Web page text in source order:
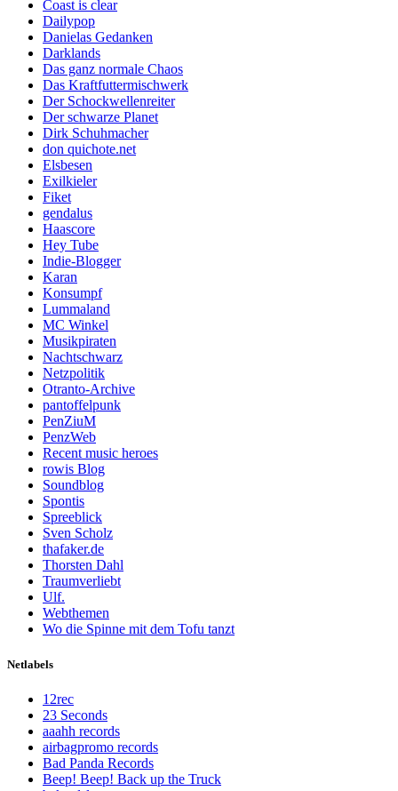
Coast is clear
Dailypop
Danielas Gedanken
Darklands
Das ganz normale Chaos
Das Kraftfuttermischwerk
Der Schockwellenreiter
Der schwarze Planet
Dirk Schuhmacher
don quichote.net
Elsbesen
Exilkieler
Fiket
gendalus
Haascore
Hey Tube
Indie-Blogger
Karan
Konsumpf
Lummaland
MC Winkel
Musikpiraten
Nachtschwarz
Netzpolitik
Otranto-Archive
pantoffelpunk
PenZiuM
PenzWeb
Recent music heroes
rowis Blog
Soundblog
Spontis
Spreeblick
Sven Scholz
thafaker.de
Thorsten Dahl
Traumverliebt
Ulf.
Webthemen
Wo die Spinne mit dem Tofu tanzt
Netlabels
12rec
23 Seconds
aaahh records
airbagpromo records
Bad Panda Records
Beep! Beep! Back up the Truck